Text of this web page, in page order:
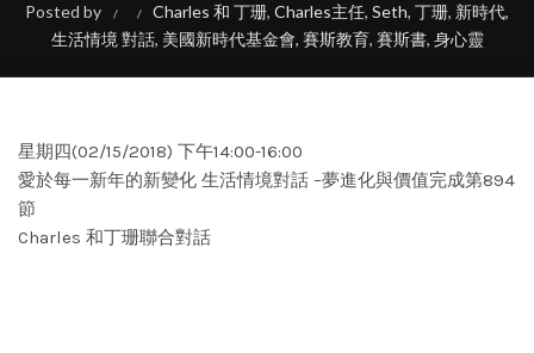
Posted by Charles 和 丁珊, Charles主任, Seth, 丁珊, 新時代,
生活情境 對話, 美國新時代基金會, 賽斯教育, 賽斯書, 身心靈
星期四(02/15/2018) 下午14:00-16:00
愛於每一新年的新變化 生活情境對話 –夢進化與價值完成第894
節
Charles 和丁珊聯合對話